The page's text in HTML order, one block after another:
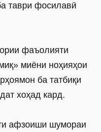
таври фосилавӣ
фаъолияти
миёни ноҳияҳои
ба татбиқи
хоҳад кард.
афзоиши шумораи